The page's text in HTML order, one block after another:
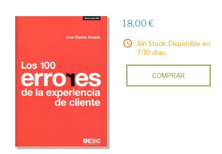
18,00 €
Sin Stock. Disponible en
7/10 días.
COMPRAR